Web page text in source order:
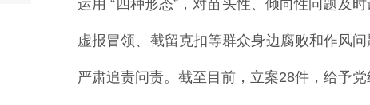
运用 “四种形态”，对苗头性、倾向性问题及
虚报冒领、截留克扣等群众身边腐败和作风
严肃追责问责。截至目前，立案28件，给予